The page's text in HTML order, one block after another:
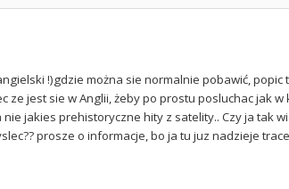
!)gdzie można sie normalnie pobawić,
ze jest sie w Anglii, żeby po prostu posluchac jak
jakies prehistoryczne hity z satelity.. Czy ja tak
prosze o informacje, bo ja tu juz nadzieje